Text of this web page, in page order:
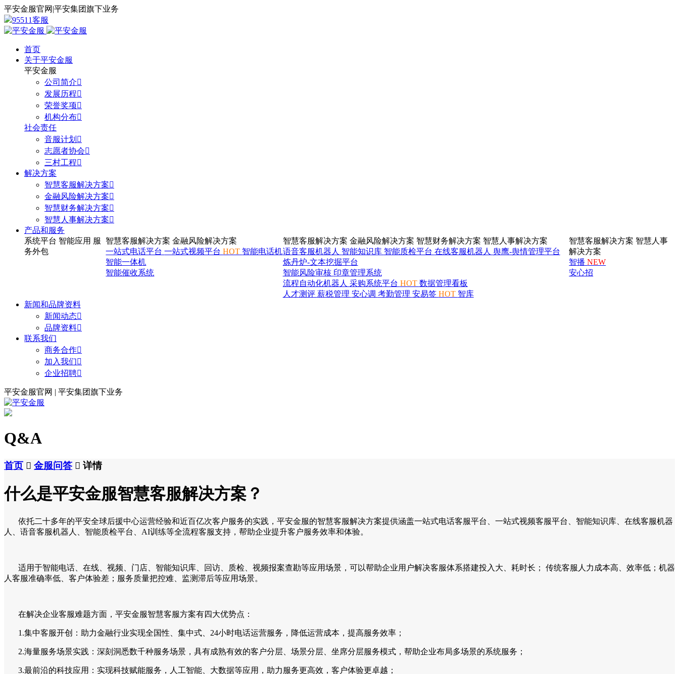
平安金服官网 |平安集团旗下业务
95511客服
首页
关于平安金服
平安金服
公司简介
发展历程
荣誉奖项
机构分布
社会责任
音服计划 
志愿者协会
三村工程
解决方案
智慧客服解决方案
金融风险解决方案
智慧财务解决方案
智慧人事解决方案
产品和服务
系统平台 智能应用 服
务外包
智慧客服解决方案 金融风险解决方案
一站式电话平台一站式视频平台HOT 智能电话机
智能一体机
智能催收系统
智慧客服解决方案 金融风险解决方案 智慧财务解决方案 智慧人事解决方案
语音客服机器人 智能知识库 智能质检平台 在线客服机器人 舆鹰-舆情管理平台
炼丹炉-文本挖掘平台
智能风险审核 印章管理系统
流程自动化机器人 采购系统平台 HOT 数据管理看板
人才测评 薪税管理 安心调 考勤管理 安易签 HOT 智库
智慧客服解决方案 智慧人事
解决方案
智播NEW
安心招
新闻和品牌资料
新闻动态
品牌资料
联系我们
商务合作
加入我们
企业招聘
平安金服官网 | 平安集团旗下业务
Q&A
首页  金服问答  详情
什么是平安金服智慧客服解决方案？
依托二十多年的平安全球后援中心运营经验和近百亿次客户服务的实践，平安金服的智慧客服解决方案提供涵盖一站式电话客服平台、一站式视频客服平台、智能知识库、在线客服机器
人、语音客服机器人、智能质检平台、AI训练等全流程客服支持，帮助企业提升客户服务效率和体验。
适用于智能电话、在线、视频、门店、智能知识库、回访、质检、视频报案查勘等应用场景，可以帮助企业用户解决客服体系搭建投入大、耗时长； 传统客服人力成本高、效率低；机器
人客服准确率低、客户体验差；服务质量把控难、监测滞后等应用场景。
在解决企业客服难题方面，平安金服智慧客服方案有四大优势点：
1.集中客服开创：助力金融行业实现全国性、集中式、24小时电话运营服务，降低运营成本，提高服务效率；
2.海量服务场景实践：深刻洞悉数千种服务场景，具有成熟有效的客户分层、场景分层、坐席分层服务模式，帮助企业布局多场景的系统服务；
3.最前沿的科技应用：实现科技赋能服务，人工智能、大数据等应用，助力服务更高效，客户体验更卓越；